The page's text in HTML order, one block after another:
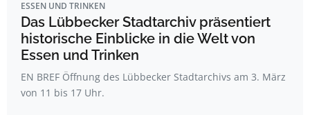
ESSEN UND TRINKEN
Das Lübbecker Stadtarchiv präsentiert
historische Einblicke in die Welt von
Essen und Trinken
EN BREF Öffnung des Lübbecker Stadtarchivs am 3. März
von 11 bis 17 Uhr.